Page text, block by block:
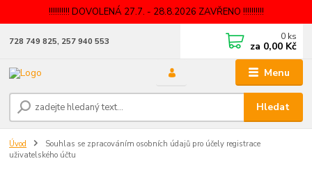
!!!!!!!!!! DOVOLENÁ 27.7. - 28.8.2026 ZAVŘENO !!!!!!!!!!
Menu
Hledat
728 749 825, 257 940 553 0 ks
za 0,00 Kč
Úvod
Souhlas se zpracováním osobních údajů pro účely registrace
uživatelského účtu